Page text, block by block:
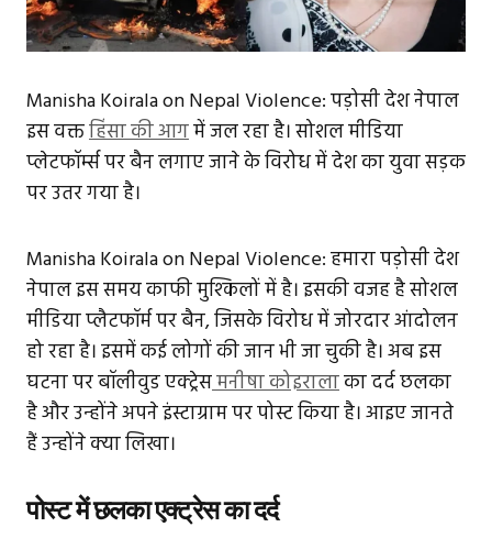
Manisha Koirala on Nepal Violence: पड़ोसी देश नेपाल
इस वक्तहिंसा की आगमें जल रहा है। सोशल मीडिया
प्लेटफॉर्म्स पर बैन लगाए जाने के विरोध में देश का युवा सड़क
पर उतर गया है।
Manisha Koirala on Nepal Violence: हमारा पड़ोसी देश
नेपाल इस समय काफी मुश्किलों में है। इसकी वजह है सोशल
मीडिया प्लैटफॉर्म पर बैन, जिसके विरोध में जोरदार आंदोलन
हो रहा है। इसमें कई लोगों की जान भी जा चुकी है। अब इस
घटना पर बॉलीवुड एक्ट्रेसमनीषा कोइरालाका दर्द छलका
है और उन्होंने अपने इंस्टाग्राम पर पोस्ट किया है। आइए जानते
हैं उन्होंने क्या लिखा।
पोस्ट में छलका एक्ट्रेस का दर्द